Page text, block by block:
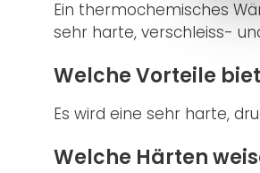
Ein thermochemisches
sehr harte, verschleiss-
Welche Vorteile
Es wird eine sehr harte,
Welche Härten